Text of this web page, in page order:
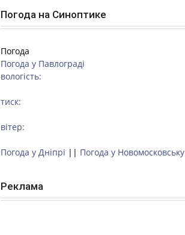
Погода на Синоптике
Погода
Погода у Павлограді
вологість:
тиск:
вітер:
Погода у Дніпрі || Погода у Новомосковську
Реклама